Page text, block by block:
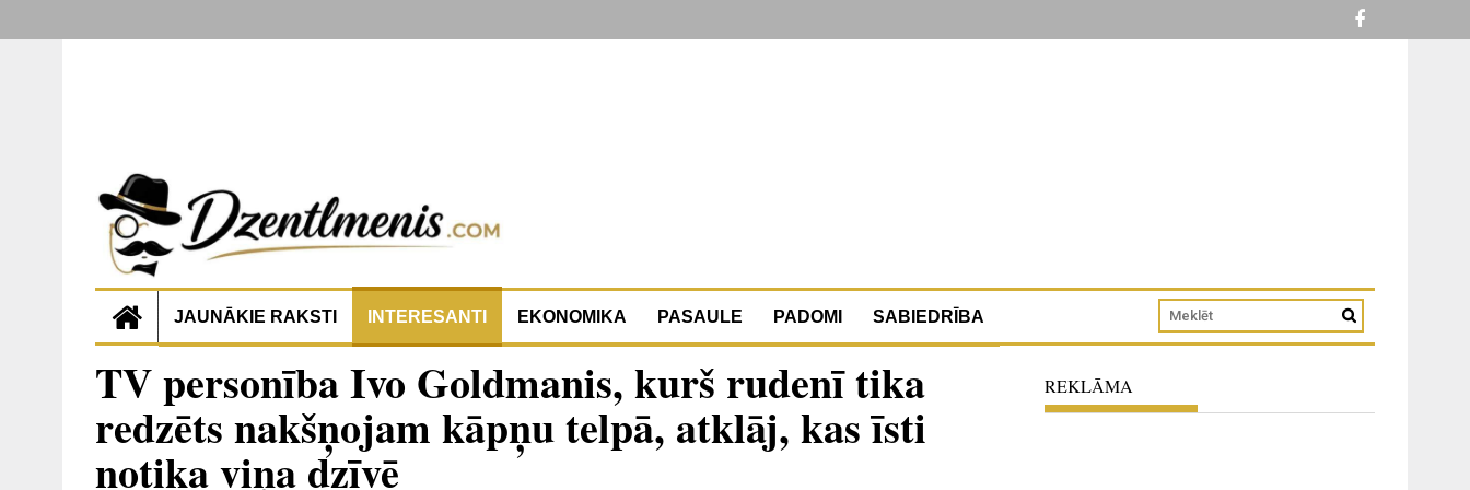
JAUNĀKIE RAKSTI INTERESANTI EKONOMIKA PASAULE PADOMI SABIEDRĪBA
TV personība Ivo Goldmanis, kurš rudenī tika
redzēts nakšņojam kāpņu telpā, atklāj, kas īsti
notika viņa dzīvē
REKLĀMA